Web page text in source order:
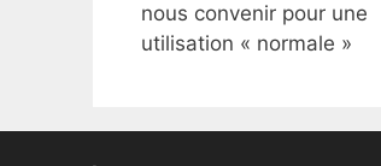
nous convenir pour une
utilisation « normale »